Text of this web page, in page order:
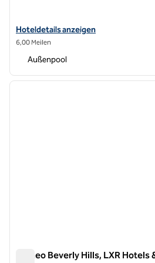
Hoteldetails für Waldorf Astoria
Hoteldetails anzeigen
6,00 Meilen
Außenpool
1 von 11
Cameo Beverly Hills, LXR Hotels